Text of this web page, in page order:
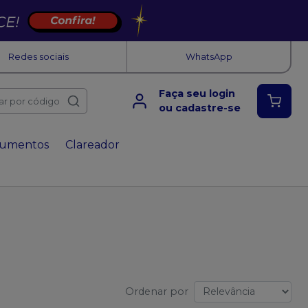
Redes sociais WhatsApp
por código
Faça seu login
ou cadastre-se
Clareador
Ordenar por